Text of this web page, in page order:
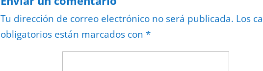
Tu dirección de correo electrónico no será publicada. Los
obligatorios están marcados con *